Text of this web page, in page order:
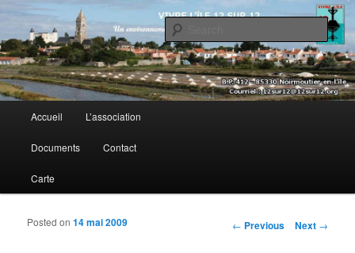
Vivre l’île 12 sur 12
Skip to primary content
Skip to secondary content
Accueil L’association
Documents Contact
Carte
Post navigation
← Previous Next →
Posted on14 mai 2009